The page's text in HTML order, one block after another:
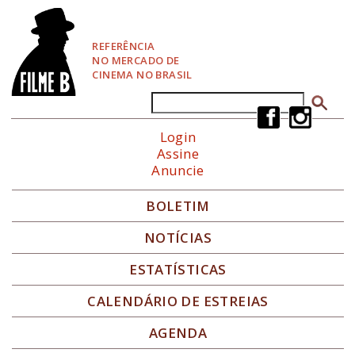
REFERÊNCIA
NO MERCADO DE
CINEMA NO BRASIL
Formulário de busca
Login
Assine
Anuncie
BOLETIM
NOTÍCIAS
ESTATÍSTICAS
CALENDÁRIO DE ESTREIAS
AGENDA